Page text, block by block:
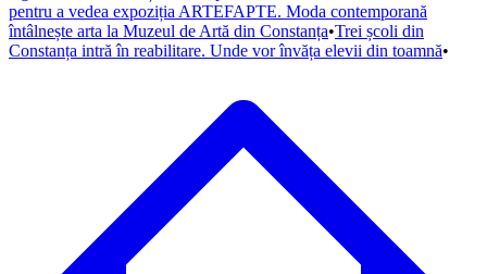
pentru a vedea expoziția ARTEFAPTE. Moda contemporană
întâlnește arta la Muzeul de Artă din Constanța•Trei școli din
Constanța intră în reabilitare. Unde vor învăța elevii din toamnă•